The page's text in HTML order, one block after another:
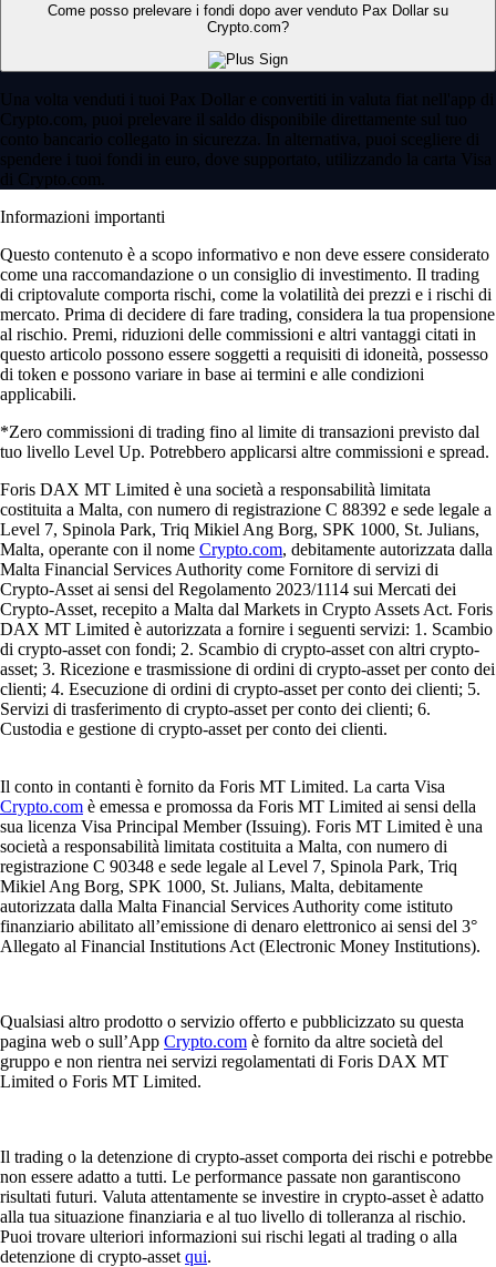
Come posso prelevare i fondi dopo aver venduto Pax Dollar su
Crypto.com?
Una volta venduti i tuoi Pax Dollar e convertiti in valuta fiat nell'app di
Crypto.com, puoi prelevare il saldo disponibile direttamente sul tuo
conto bancario collegato in sicurezza. In alternativa, puoi scegliere di
spendere i tuoi fondi in euro, dove supportato, utilizzando la carta Visa
di Crypto.com.
Informazioni importanti
Questo contenuto è a scopo informativo e non deve essere considerato
come una raccomandazione o un consiglio di investimento. Il trading
di criptovalute comporta rischi, come la volatilità dei prezzi e i rischi di
mercato. Prima di decidere di fare trading, considera la tua propensione
al rischio. Premi, riduzioni delle commissioni e altri vantaggi citati in
questo articolo possono essere soggetti a requisiti di idoneità, possesso
di token e possono variare in base ai termini e alle condizioni
applicabili.
*Zero commissioni di trading fino al limite di transazioni previsto dal
tuo livello Level Up. Potrebbero applicarsi altre commissioni e spread.
Foris DAX MT Limited è una società a responsabilità limitata
costituita a Malta, con numero di registrazione C 88392 e sede legale a
Level 7, Spinola Park, Triq Mikiel Ang Borg, SPK 1000, St. Julians,
Malta, operante con il nome Crypto.com, debitamente autorizzata dalla
Malta Financial Services Authority come Fornitore di servizi di
Crypto-Asset ai sensi del Regolamento 2023/1114 sui Mercati dei
Crypto-Asset, recepito a Malta dal Markets in Crypto Assets Act. Foris
DAX MT Limited è autorizzata a fornire i seguenti servizi: 1. Scambio
di crypto-asset con fondi; 2. Scambio di crypto-asset con altri crypto-
asset; 3. Ricezione e trasmissione di ordini di crypto-asset per conto dei
clienti; 4. Esecuzione di ordini di crypto-asset per conto dei clienti; 5.
Servizi di trasferimento di crypto-asset per conto dei clienti; 6.
Custodia e gestione di crypto-asset per conto dei clienti.
Il conto in contanti è fornito da Foris MT Limited. La carta Visa
Crypto.com è emessa e promossa da Foris MT Limited ai sensi della
sua licenza Visa Principal Member (Issuing). Foris MT Limited è una
società a responsabilità limitata costituita a Malta, con numero di
registrazione C 90348 e sede legale al Level 7, Spinola Park, Triq
Mikiel Ang Borg, SPK 1000, St. Julians, Malta, debitamente
autorizzata dalla Malta Financial Services Authority come istituto
finanziario abilitato all’emissione di denaro elettronico ai sensi del 3°
Allegato al Financial Institutions Act (Electronic Money Institutions).
Qualsiasi altro prodotto o servizio offerto e pubblicizzato su questa
pagina web o sull’App Crypto.com è fornito da altre società del
gruppo e non rientra nei servizi regolamentati di Foris DAX MT
Limited o Foris MT Limited.
Il trading o la detenzione di crypto-asset comporta dei rischi e potrebbe
non essere adatto a tutti. Le performance passate non garantiscono
risultati futuri. Valuta attentamente se investire in crypto-asset è adatto
alla tua situazione finanziaria e al tuo livello di tolleranza al rischio.
Puoi trovare ulteriori informazioni sui rischi legati al trading o alla
detenzione di crypto-asset qui.